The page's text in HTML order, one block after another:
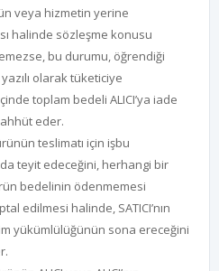
veya hizmetin yerine
halinde sözleşme konusu
bu durumu, öğrendiği
olarak tüketiciye
toplam bedeli ALICI’ya iade
eder.
teslimatı için işbu
teyit edeceğini, herhangi bir
bedelinin ödenmemesi
edilmesi halinde, SATICI’nın
yükümlülüğünün sona ereceğini